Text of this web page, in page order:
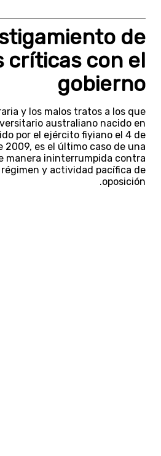
de
críticas con el
gobierno
y los malos tratos a los que
australiano nacido en
por el ejército fiyiano el 4 de
2009, es el último caso de una
manera ininterrumpida contra
y actividad pacífica de
oposición.